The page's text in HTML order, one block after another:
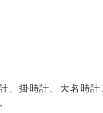
、掛時計、大名時